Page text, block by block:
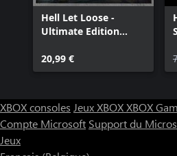
Hell Let Loose -
Ultimate Edition
20,99 €
XBOX consoles Jeux XBOXXBOX
Compte Microsoft Support du
Jeux